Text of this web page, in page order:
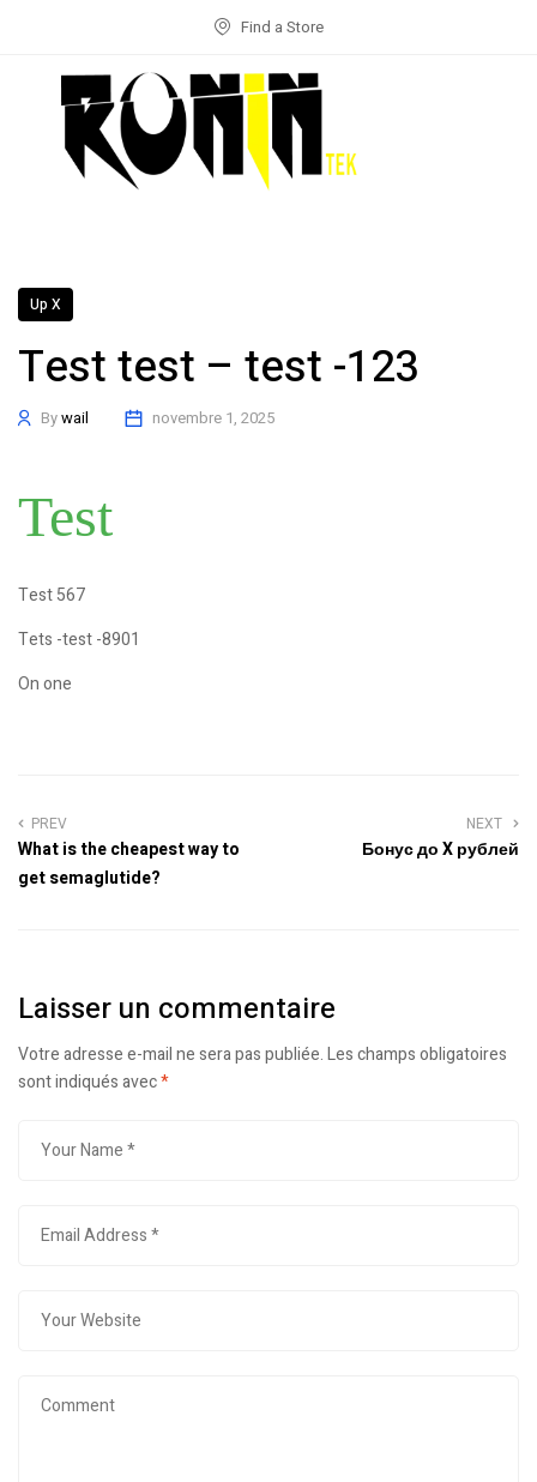
Find a Store
Up X
Test test – test -123
Bywail novembre 1, 2025
Test
Test 567
Tets -test -8901
On one
PREV
What is the cheapest way to
get semaglutide?
NEXT
Бонус до X рублей
Laisser un commentaire
Votre adresse e-mail ne sera pas publiée.Les champs obligatoires
sont indiqués avec*